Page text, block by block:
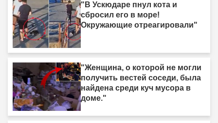
"В Ускюдаре пнул кота и
сбросил его в море!
Окружающие отреагировали"
"Женщина, о которой не могли
получить вестей соседи, была
найдена среди куч мусора в
доме."